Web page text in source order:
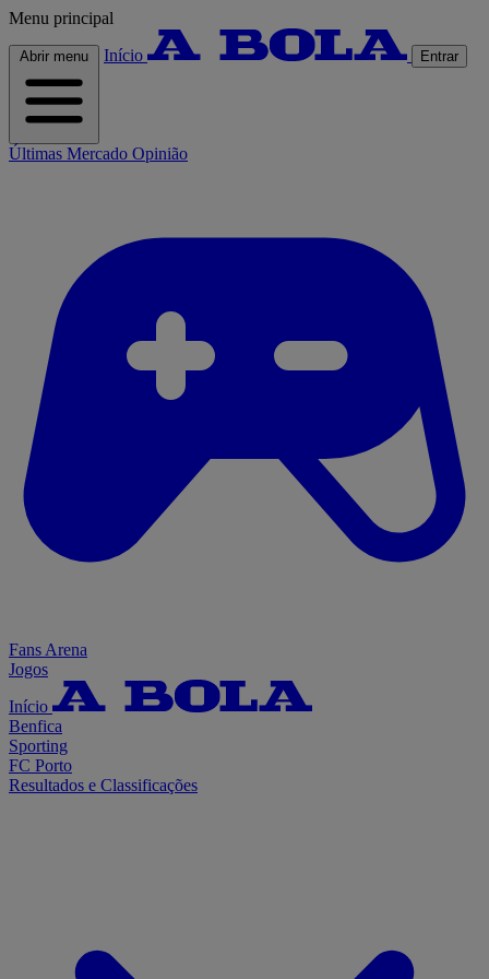
Menu principal
Abrir menu Início Entrar
Últimas Mercado Opinião
Fans Arena
Jogos
Início
Benfica
Sporting
FC Porto
Resultados e Classificações